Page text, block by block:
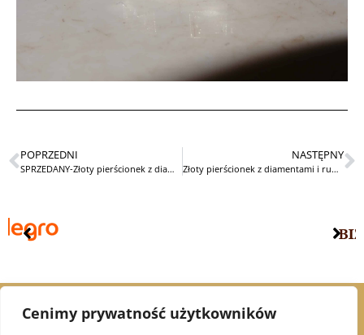
Cenimy prywatność użytkowników
POPRZEDNI
SPRZEDANY-Złoty pierścionek z diamentami STARY
NASTĘPNY
Złoty pierścionek z diamentami i rubinami WĄŻ
© 2021 Alex Jubiler